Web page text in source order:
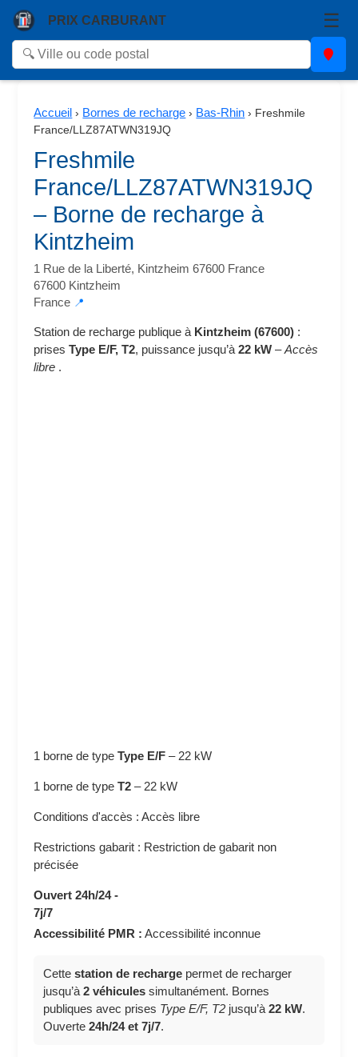
PRIX CARBURANT ☰
Accueil › Bornes de recharge › Bas-Rhin › Freshmile
France/LLZ87ATWN319JQ
Freshmile
France/LLZ87ATWN319JQ
– Borne de recharge à
Kintzheim
1 Rue de la Liberté, Kintzheim 67600 France
67600 Kintzheim
France 📍
Station de recharge publique à Kintzheim (67600) :
prisesType E/F, T2, puissance jusqu’à22 kW –Accès
libre .
1 borne de typeType E/F – 22 kW
1 borne de typeT2 – 22 kW
Conditions d'accès : Accès libre
Restrictions gabarit : Restriction de gabarit non
précisée
Ouvert 24h/24 -
7j/7
Accessibilité PMR : Accessibilité inconnue
Cettestation de recharge permet de recharger
jusqu’à2 véhicules simultanément. Bornes
publiques avec prises Type E/F, T2 jusqu’à22 kW.
Ouverte24h/24 et 7j/7.